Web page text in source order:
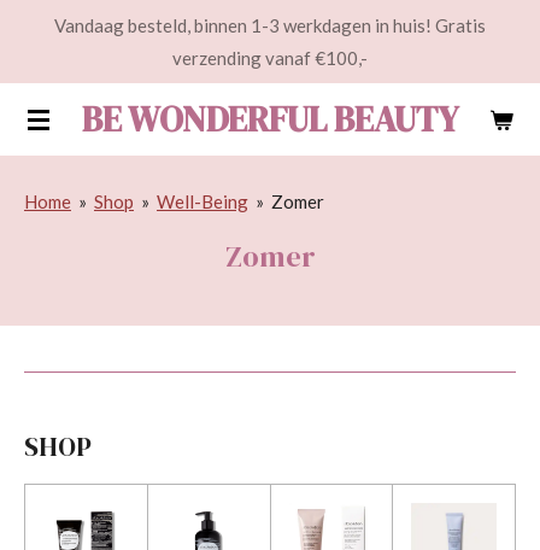
de
hoofdinhoud
BE WONDERFUL BEAUTY
Vandaag besteld, binnen 1-3 werkdagen in huis! Gratis
verzending vanaf €100,-
Home » Shop » Well-Being » Zomer
Zomer
SHOP